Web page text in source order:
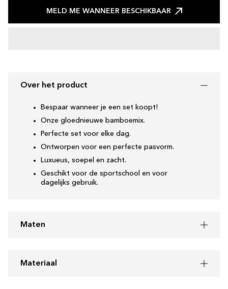
MELD ME WANNEER BESCHIKBAAR
Over het product
Bespaar wanneer je een set koopt!
Onze gloednieuwe bamboemix.
Perfecte set voor elke dag.
Ontworpen voor een perfecte pasvorm.
Luxueus, soepel en zacht.
Geschikt voor de sportschool en voor
dagelijks gebruik.
Maten
Materiaal